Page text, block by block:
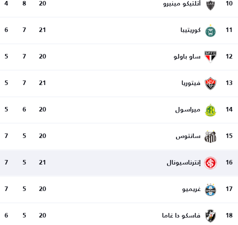
10 أتلتيكو مينيرو 20
8
4
11 كوريتيبا 21
7
6
12 ساو باولو 20
7
5
13 فيتوريا 21
7
5
14 ميراسول 20
6
5
15 سانتوس 20
5
7
16 إنترناسيونال 21
5
7
17 غريميو 20
5
7
18 فاسكو دا غاما 20
5
6